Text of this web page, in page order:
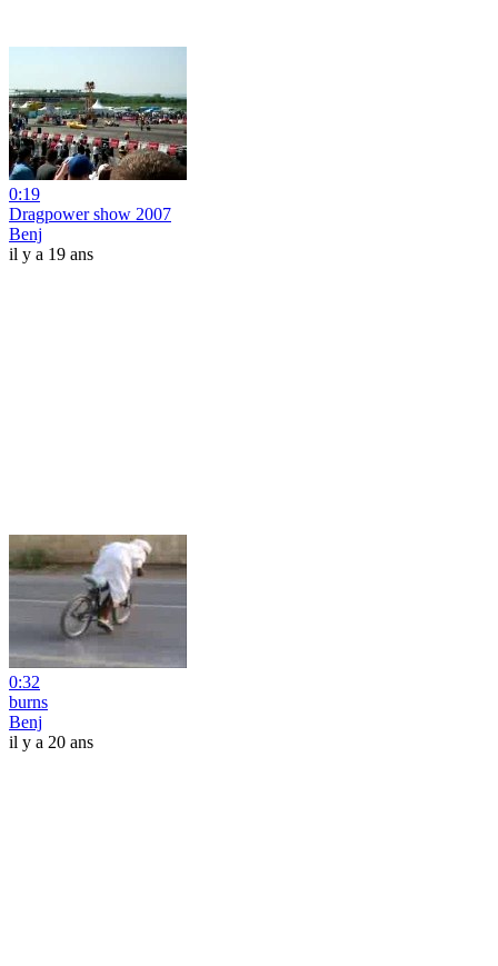
0:19
Dragpower show 2007
Benj
il y a 19 ans
0:32
burns
Benj
il y a 20 ans